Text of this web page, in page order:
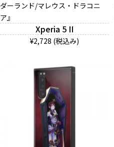
ダーランド/マレウス・ドラコニ
ア』
Xperia 5 II
¥2,728 (税込み)